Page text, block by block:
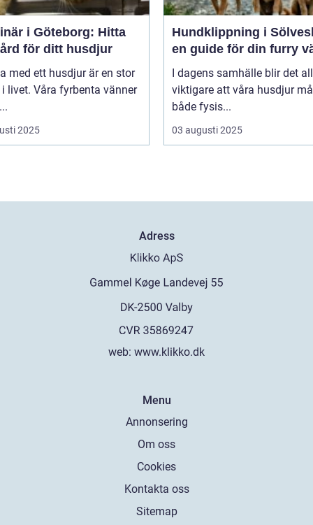
i Göteborg: Hitta
för ditt husdjur
med ett husdjur är en stor
livet. Våra fyrbenta vänner
2025
Hundklippning i
en guide för din furry
I dagens samhälle blir det
viktigare att våra husdjur
både fysis...
03 augusti 2025
Adress
web: www.klikko.dk
Menu
Annonsering
Om oss
Cookies
Kontakta oss
Sitemap